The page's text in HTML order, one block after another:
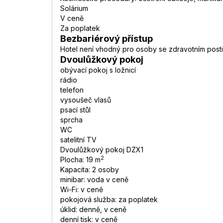
Solárium
V ceně
Za poplatek
Bezbariérový přístup
Hotel není vhodný pro osoby se zdravotním
Dvoulůžkový pokoj
obývací pokoj s ložnicí
rádio
telefon
vysoušeč vlasů
psací stůl
sprcha
WC
satelitní TV
Dvoulůžkový pokoj DZX1
Plocha: 19 m2
Kapacita: 2 osoby
minibar: voda v ceně
Wi-Fi: v ceně
pokojová služba: za poplatek
úklid: denně, v ceně
denní tisk: v ceně